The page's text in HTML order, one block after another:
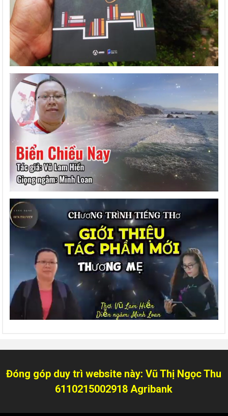
Đóng góp duy trì website này: Vũ Thị Ngọc Thu
6110215002918 Agribank